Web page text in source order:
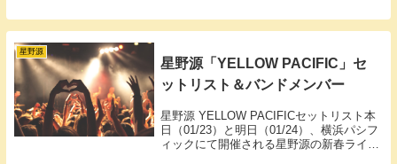
星野源
星野源「YELLOW PACIFIC」セ
ットリスト＆バンドメンバー
星野源 YELLOW PACIFICセットリスト本
日（01/23）と明日（01/24）、横浜パシフ
ィックにて開催される星野源の新春ライブ